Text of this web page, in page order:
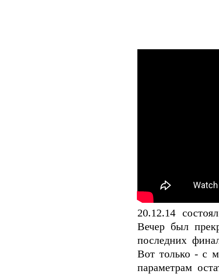
20.12.14
Вечер был
последних
Вот только - с
параметрам